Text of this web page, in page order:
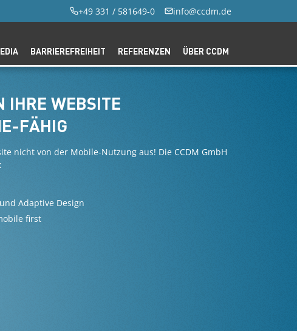
+49 331 / 581649-0 info@ccdm.de
BARRIEREFREIHEIT REFERENZEN ÜBER CCDM
IHRE WEBSITE
FÄHIG
nicht von der Mobile-Nutzung aus! Die CCDM GmbH
Adaptive Design
first